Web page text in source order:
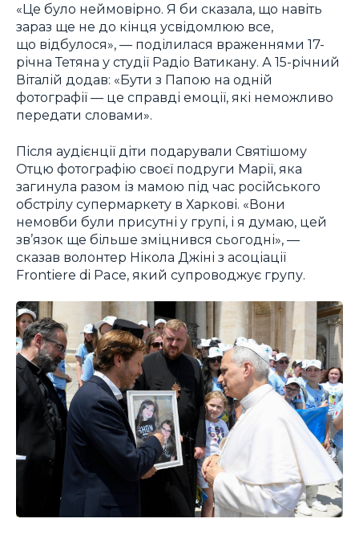
«Це було неймовірно. Я би сказала, що навіть
зараз ще не до кінця усвідомлюю все,
що відбулося», — поділилася враженнями 17-
річна Тетяна у студії Радіо Ватикану. А 15-річний
Віталій додав: «Бути з Папою на одній
фотографії — це справді емоції, які неможливо
передати словами».
Після аудієнції діти подарували Святішому
Отцю фотографію своєї подруги Марії, яка
загинула разом із мамою під час російського
обстрілу супермаркету в Харкові. «Вони
немовби були присутні у групі, і я думаю, цей
зв’язок ще більше зміцнився сьогодні», —
сказав волонтер Нікола Джіні з асоціації
Frontiere di Pace, який супроводжує групу.